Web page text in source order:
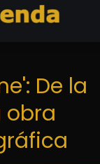
De la
obra